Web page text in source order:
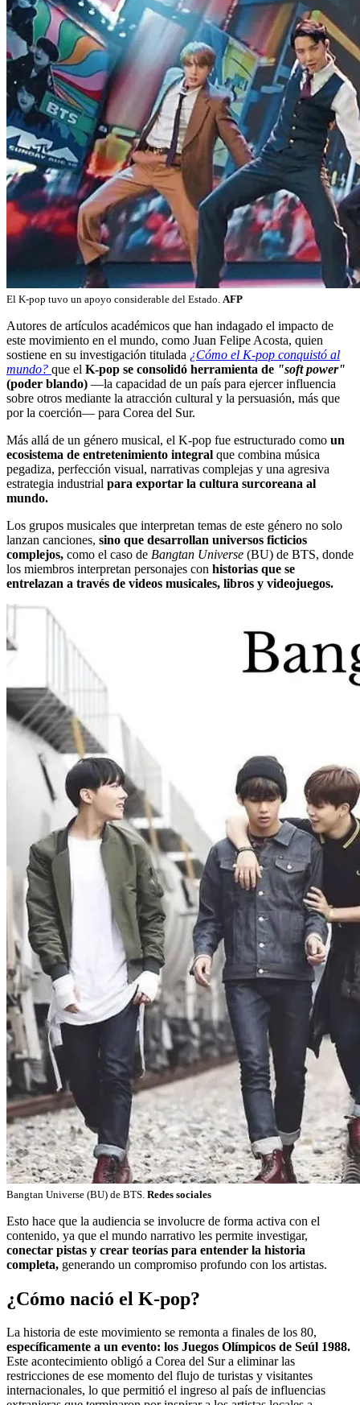
El K-pop tuvo un apoyo considerable del Estado. AFP
Autores de artículos académicos que han indagado el impacto de
este movimiento en el mundo, como Juan Felipe Acosta, quien
sostiene en su investigación titulada ¿Cómo el K-pop conquistó al
mundo? que el K-pop se consolidó herramienta de "soft power"
(poder blando) —la capacidad de un país para ejercer influencia
sobre otros mediante la atracción cultural y la persuasión, más que
por la coerción— para Corea del Sur.
Más allá de un género musical, el K-pop fue estructurado como un
ecosistema de entretenimiento integral que combina música
pegadiza, perfección visual, narrativas complejas y una agresiva
estrategia industrial para exportar la cultura surcoreana al
mundo.
Los grupos musicales que interpretan temas de este género no solo
lanzan canciones, sino que desarrollan universos ficticios
complejos, como el caso de Bangtan Universe (BU) de BTS, donde
los miembros interpretan personajes con historias que se
entrelazan a través de videos musicales, libros y videojuegos.
Bangtan Universe (BU) de BTS. Redes sociales
Esto hace que la audiencia se involucre de forma activa con el
contenido, ya que el mundo narrativo les permite investigar,
conectar pistas y crear teorías para entender la historia
completa, generando un compromiso profundo con los artistas.
¿Cómo nació el K-pop?
La historia de este movimiento se remonta a finales de los 80,
específicamente a un evento: los Juegos Olímpicos de Seúl 1988.
Este acontecimiento obligó a Corea del Sur a eliminar las
restricciones de ese momento del flujo de turistas y visitantes
internacionales, lo que permitió el ingreso al país de influencias